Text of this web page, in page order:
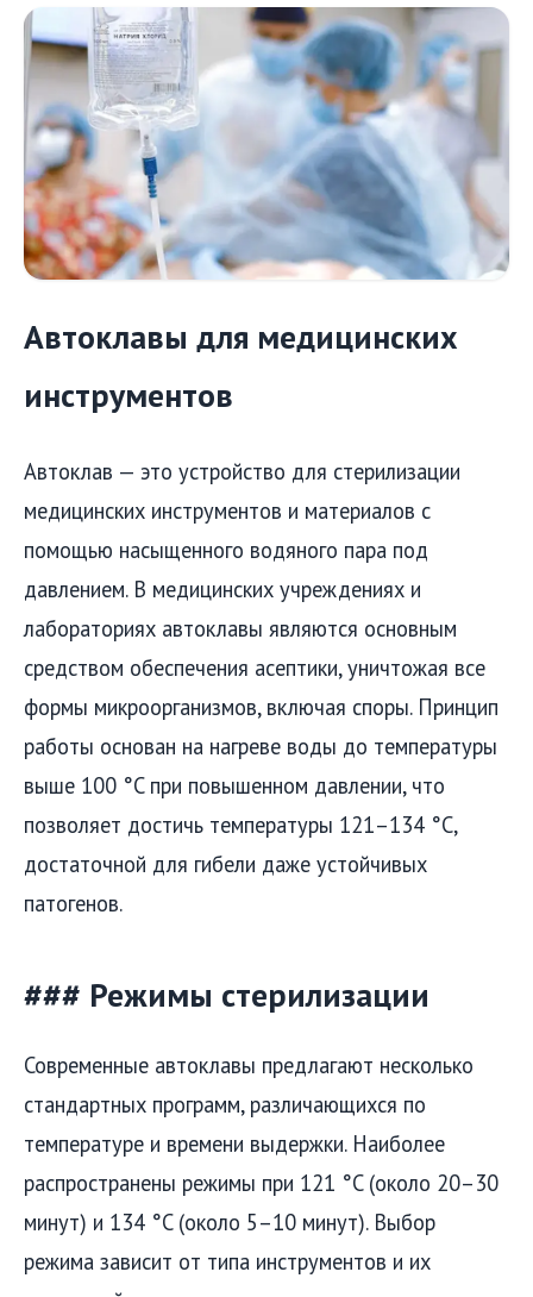
Автоклавы для медицинских
инструментов
Автоклав — это устройство для стерилизации
медицинских инструментов и материалов с
помощью насыщенного водяного пара под
давлением. В медицинских учреждениях и
лабораториях автоклавы являются основным
средством обеспечения асептики, уничтожая все
формы микроорганизмов, включая споры. Принцип
работы основан на нагреве воды до температуры
выше 100 °C при повышенном давлении, что
позволяет достичь температуры 121–134 °C,
достаточной для гибели даже устойчивых
патогенов.
### Режимы стерилизации
Современные автоклавы предлагают несколько
стандартных программ, различающихся по
температуре и времени выдержки. Наиболее
распространены режимы при 121 °C (около 20–30
минут) и 134 °C (около 5–10 минут). Выбор
режима зависит от типа инструментов и их